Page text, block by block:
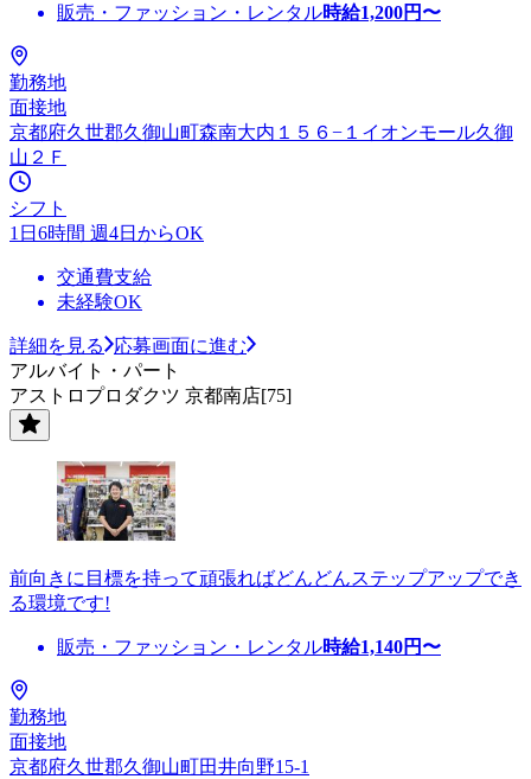
販売・ファッション・レンタル時給1,200円〜
勤務地
面接地
京都府久世郡久御山町森南大内１５６−１イオンモール久御
山２Ｆ
シフト
1日6時間 週4日からOK
交通費支給
未経験OK
詳細を見る
応募画面に進む
アルバイト・パート
アストロプロダクツ 京都南店[75]
前向きに目標を持って頑張ればどんどんステップアップでき
る環境です!
販売・ファッション・レンタル時給1,140円〜
勤務地
面接地
京都府久世郡久御山町田井向野15-1